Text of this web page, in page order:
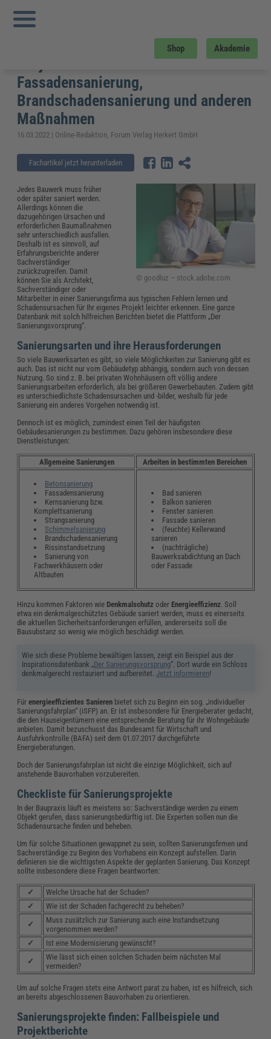
Shop Akademie
Sie sind hier:
Sanierungsprojekte finden: Projektberichte zu Fassadensanierung,
Brandschadensanierung und anderen Maßnahmen
Sanierungsprojekte finden:
Fassadensanierung,
Brandschadensanierung und anderen
Maßnahmen
16.03.2022 | Online-Redaktion, Forum Verlag Herkert GmbH
Fachartikel jetzt herunterladen
© goodluz – stock.adobe.com
Jedes Bauwerk muss früher
oder später saniert werden.
Allerdings können die
dazugehörigen Ursachen und
erforderlichen Baumaßnahmen
sehr unterschiedlich ausfallen.
Deshalb ist es sinnvoll, auf
Erfahrungsberichte anderer
Sachverständiger
zurückzugreifen. Damit
können Sie als Architekt,
Sachverständiger oder
Mitarbeiter in einer Sanierungsfirma aus typischen Fehlern lernen und
Schadensursachen für Ihr eigenes Projekt leichter erkennen. Eine ganze
Datenbank mit solch hilfreichen Berichten bietet die Plattform „Der
Sanierungsvorsprung“.
Sanierungsarten und ihre Herausforderungen
So viele Bauwerksarten es gibt, so viele Möglichkeiten zur Sanierung gibt es
auch. Das ist nicht nur vom Gebäudetyp abhängig, sondern auch von dessen
Nutzung. So sind z. B. bei privaten Wohnhäusern oft völlig andere
Sanierungsarbeiten erforderlich, als bei größeren Gewerbebauten. Zudem gibt
es unterschiedlichste Schadensursachen und -bilder, weshalb für jede
Sanierung ein anderes Vorgehen notwendig ist.
Dennoch ist es möglich, zumindest einen Teil der häufigsten
Gebäudesanierungen zu bestimmen. Dazu gehören insbesondere diese
Dienstleistungen:
Allgemeine Sanierungen Arbeiten in bestimmten Bereichen
Betonsanierung
Fassadensanierung
Kernsanierung bzw.
Komplettsanierung
Strangsanierung
Schimmelsanierung
Brandschadensanierung
Rissinstandsetzung
Sanierung von
Fachwerkhäusern oder
Altbauten
Bad sanieren
Balkon sanieren
Fenster sanieren
Fassade sanieren
(feuchte) Kellerwand
sanieren
(nachträgliche)
Bauwerksabdichtung an Dach
oder Fassade
Hinzu kommen Faktoren wie Denkmalschutz oder Energieeffizienz. Soll
etwa ein denkmalgeschütztes Gebäude saniert werden, muss es einerseits
die aktuellen Sicherheitsanforderungen erfüllen, andererseits soll die
Bausubstanz so wenig wie möglich beschädigt werden.
Wie sich diese Probleme bewältigen lassen, zeigt ein Beispiel aus der
Inspirationsdatenbank „Der Sanierungsvorsprung“. Dort wurde ein Schloss
denkmalgerecht restauriert und aufbereitet.Jetzt informieren!
Fürenergieeffizientes Sanieren bietet sich zu Beginn ein sog. „individueller
Sanierungsfahrplan“ (iSFP) an. Er ist insbesondere für Energieberater gedacht,
die den Hauseigentümern eine entsprechende Beratung für ihr Wohngebäude
anbieten. Damit bezuschusst das Bundesamt für Wirtschaft und
Ausfuhrkontrolle (BAFA) seit dem 01.07.2017 durchgeführte
Energieberatungen.
Doch der Sanierungsfahrplan ist nicht die einzige Möglichkeit, sich auf
anstehende Bauvorhaben vorzubereiten.
Checkliste für Sanierungsprojekte
In der Baupraxis läuft es meistens so: Sachverständige werden zu einem
Objekt gerufen, dass sanierungsbedürftig ist. Die Experten sollen nun die
Schadensursache finden und beheben.
Um für solche Situationen gewappnet zu sein, sollten Sanierungsfirmen und
Sachverständige zu Beginn des Vorhabens ein Konzept aufstellen. Darin
definieren sie die wichtigsten Aspekte der geplanten Sanierung. Das Konzept
sollte insbesondere diese Fragen beantworten:
✓
Welche Ursache hat der Schaden?
✓
Wie ist der Schaden fachgerecht zu beheben?
✓
Muss zusätzlich zur Sanierung auch eine Instandsetzung
vorgenommen werden?
✓
Ist eine Modernisierung gewünscht?
✓
Wie lässt sich einen solchen Schaden beim nächsten Mal
vermeiden?
Um auf solche Fragen stets eine Antwort parat zu haben, ist es hilfreich, sich
an bereits abgeschlossenen Bauvorhaben zu orientieren.
Sanierungsprojekte finden: Fallbeispiele und
Projektberichte